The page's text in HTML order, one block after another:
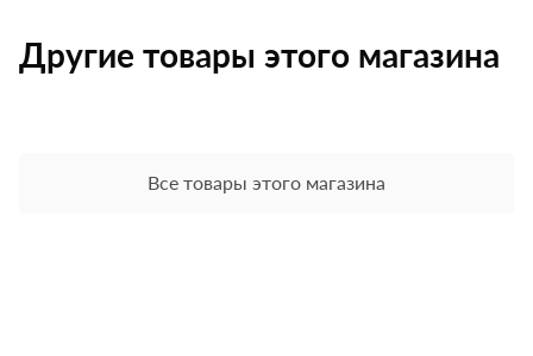
Другие товары этого магазина
Все товары этого магазина